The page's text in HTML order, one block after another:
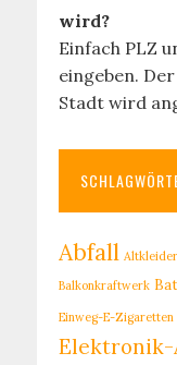
wird?
Einfach PLZ
eingeben.
Stadt wird
Abfall Altkleider
Balkonkraftwerk
Einweg-E-Zigaretten